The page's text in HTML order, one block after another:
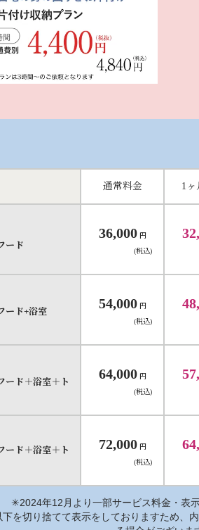
通常料金 1ヶ
ード
36,000 円
(税込)
ード+浴室 54,000 円
(税込)
ード＋浴室＋ト
64,000 円
(税込)
ード＋浴室＋ト
72,000 円
(税込)
✳︎2024年12月より一部サービス料金・表
を切り捨てて表示をしておりますため、